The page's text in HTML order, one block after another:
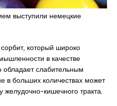
выступили немецкие
который широко
в качестве
обладает слабительным
в больших количествах может
кишечного тракта.